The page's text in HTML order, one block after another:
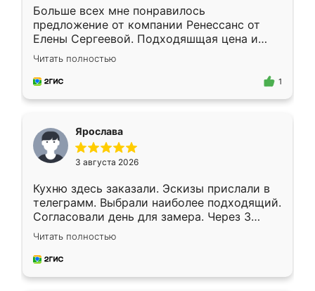
Больше всех мне понравилось
предложение от компании Ренессанс от
Елены Сергеевой. Подходяшщая цена и
короткие сроки изготовления. Приехавший
для замера сотрудник Владислав
предложил по моему эскизу самый
Читать полностью
1
Ярослава
3 августа 2026
Кухню здесь заказали. Эскизы прислали в
телеграмм. Выбрали наиболее подходящий.
Согласовали день для замера. Через 3
недели кухня была уже готова. Остались
довольны работой. Спасибо Ренессанс
мебель за качественную работу!
Читать полностью